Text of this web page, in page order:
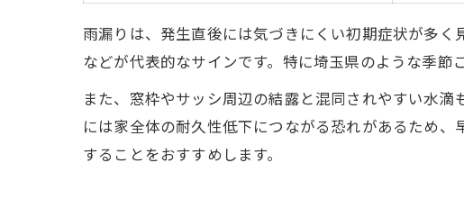
雨漏りは、発生直後には気づきにくい初期症状が多
などが代表的なサインです。特に埼玉県のような季節
また、窓枠やサッシ周辺の結露と混同されやすい水
には家全体の耐久性低下につながる恐れがあるため
することをおすすめします。